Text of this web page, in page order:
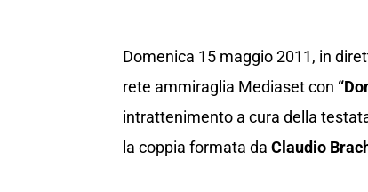
Domenica 15 maggio 2011, in
rete ammiraglia Mediaset con
intrattenimento a cura della
la coppia formata da Claudio